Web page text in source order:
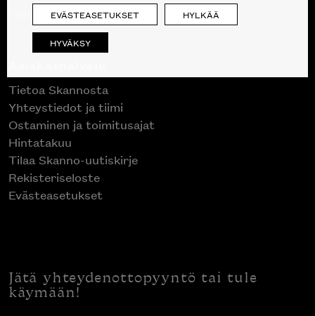
Poistuvat mallikappaleet
Tietoa Skannosta
Yhteystiedot ja tiimi
Ostaminen ja toimitusajat
Hintatakuu
Tilaa Skanno-uutiskirje
Rekisteriseloste
Evästeasetukset
Jätä yhteydenottopyyntö tai tule
käymään!
EVÄSTEASETUKSET HYLKÄÄ
HYVÄKSY